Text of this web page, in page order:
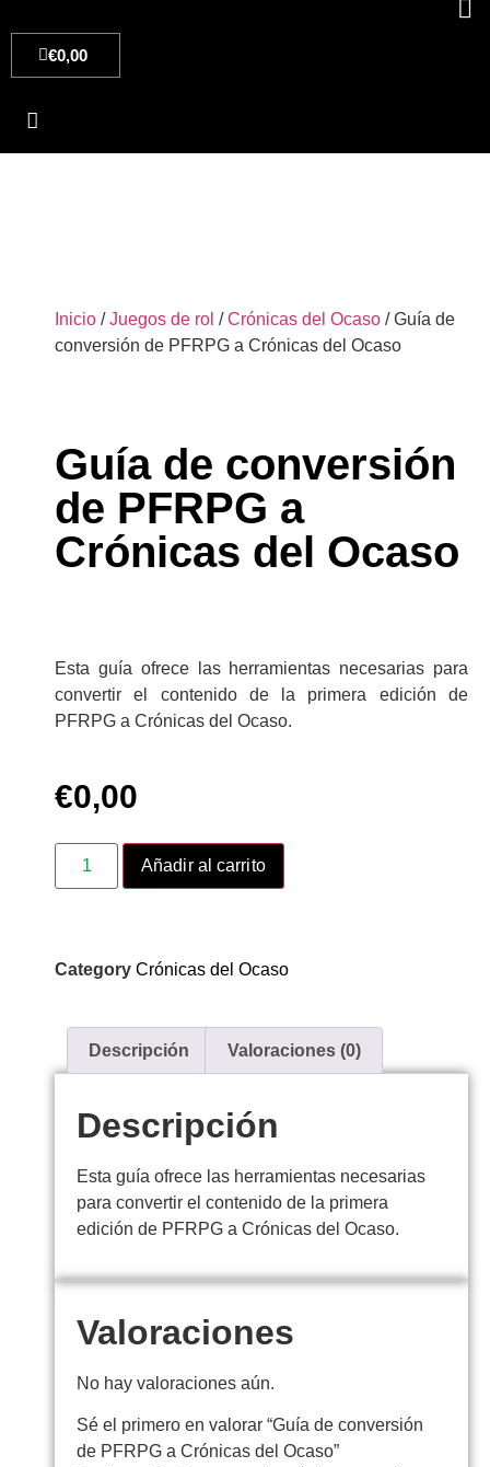
€0,00
Inicio /Juegos de rol /Crónicas del Ocaso / Guía de
conversión de PFRPG a Crónicas del Ocaso
Guía de conversión
de PFRPG a
Crónicas del Ocaso
Esta guía ofrece las herramientas necesarias para
convertir el contenido de la primera edición de
PFRPG a Crónicas del Ocaso.
€0,00
Añadir al carrito
Category Crónicas del Ocaso
Descripción Valoraciones (0)
Descripción
Esta guía ofrece las herramientas necesarias
para convertir el contenido de la primera
edición de PFRPG a Crónicas del Ocaso.
Valoraciones
No hay valoraciones aún.
Sé el primero en valorar “Guía de conversión
de PFRPG a Crónicas del Ocaso”